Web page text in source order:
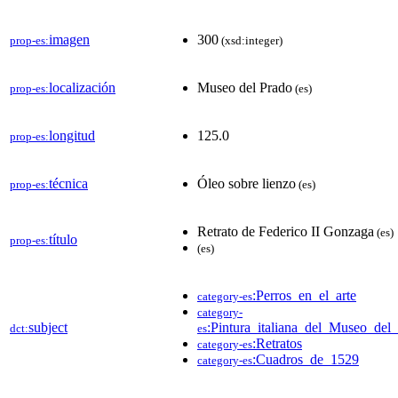
prop-es:imagen 300 (xsd:integer)
prop-es:localización Museo del Prado (es)
prop-es:longitud 125.0
prop-es:técnica Óleo sobre lienzo (es)
prop-es:título
Retrato de Federico II Gonzaga (es)
(es)
dct:subject
category-es:Perros_en_el_arte
category-
es
category-es:Retratos
category-es:Cuadros_de_1529